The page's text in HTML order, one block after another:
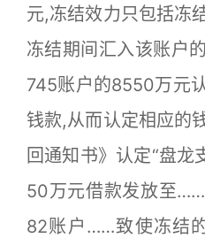
元,冻结效力只包括冻
冻结期间汇入该账户
745账户的8550万元
钱款,从而认定相应的
回通知书》认定“盘
50万元借款发放至
82账户……致使冻结